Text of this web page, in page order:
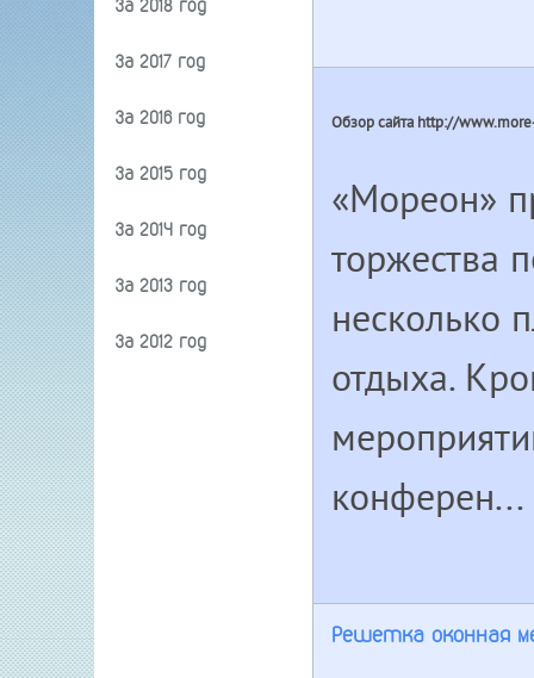
За 2018 год
За 2017 год
За 2016 год
За 2015 год
За 2014 год
За 2013 год
За 2012 год
Обзор сайта http://
«Мореон»
торжества
несколько
отдыха.
конферен...
Решетка оконная